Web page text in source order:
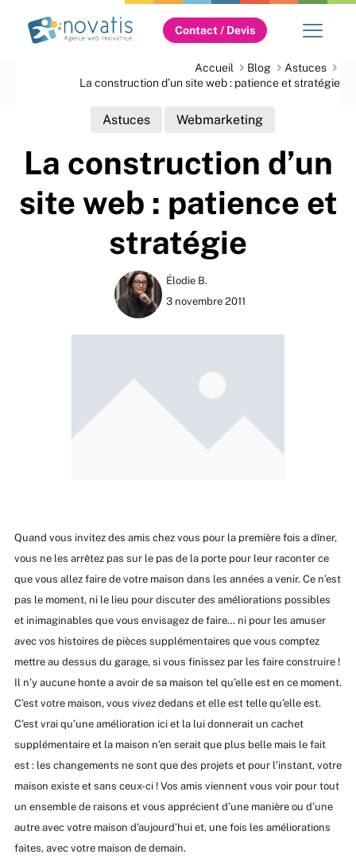
Contact / Devis
Accueil Blog
Astuces
La construction d’un site web : patience et stratégie
Astuces Webmarketing
La construction d’un
site web : patience et
stratégie
Élodie B.
3 novembre 2011
Quand vous invitez des amis chez vous pour la première fois a dîner,
vous ne les arrêtez pas sur le pas de la porte pour leur raconter ce
que vous allez faire de votre maison dans les années a venir. Ce n’est
pas le moment, ni le lieu pour discuter des améliorations possibles
et inimaginables que vous envisagez de faire… ni pour les amuser
avec vos histoires de pièces supplémentaires que vous comptez
mettre au dessus du garage, si vous finissez par les faire construire !
Il n’y aucune honte a avoir de sa maison tel qu’elle est en ce moment.
C’est votre maison, vous vivez dedans et elle est telle qu’elle est.
C’est vrai qu’une amélioration ici et la lui donnerait un cachet
supplémentaire et la maison n’en serait que plus belle mais le fait
est : les changements ne sont que des projets et pour l’instant, votre
maison existe et sans ceux-ci ! Vos amis viennent vous voir pour tout
un ensemble de raisons et vous apprécient d’une manière ou d’une
autre avec votre maison d’aujourd’hui et, une fois les améliorations
faites, avec votre maison de demain.